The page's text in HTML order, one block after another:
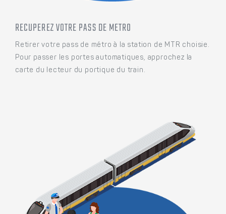
RECUPEREZ VOTRE PASS DE METRO
Retirer votre pass de métro à la station de MTR choisie.
Pour passer les portes automatiques, approchez la
carte du lecteur du portique du train.